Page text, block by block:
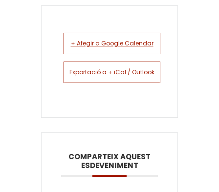
+ Afegir a Google Calendar
Exportació a + iCal / Outlook
COMPARTEIX AQUEST
ESDEVENIMENT